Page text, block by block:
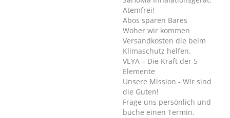
Atemfrei!
Abos sparen Bares
Woher wir kommen
Versandkosten die beim
Klimaschutz helfen.
VEYA – Die Kraft der 5
Elemente
Unsere Mission - Wir sind
die Guten!
Frage uns persönlich und
buche einen Termin.